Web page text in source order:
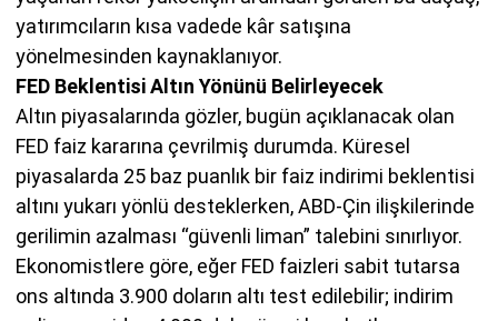
yatırımcıların kısa vadede kâr satışına
yönelmesinden kaynaklanıyor.
FED Beklentisi Altın Yönünü Belirleyecek
Altın piyasalarında gözler, bugün açıklanacak olan
FED faiz kararına çevrilmiş durumda. Küresel
piyasalarda 25 baz puanlık bir faiz indirimi beklentisi
altını yukarı yönlü desteklerken, ABD-Çin ilişkilerinde
gerilimin azalması “güvenli liman” talebini sınırlıyor.
Ekonomistlere göre, eğer FED faizleri sabit tutarsa
ons altında 3.900 doların altı test edilebilir; indirim